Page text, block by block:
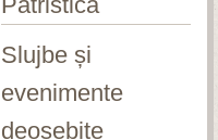
Slujbe și
evenimente
deosebite